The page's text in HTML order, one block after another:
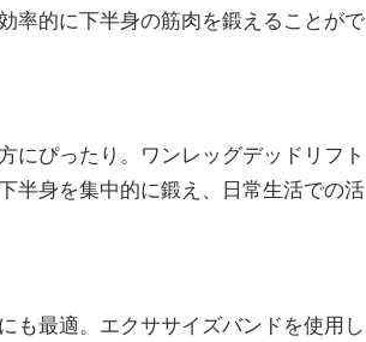
率的に下半身の筋肉を鍛えることがで
にぴったり。ワンレッグデッドリフト
半身を集中的に鍛え、日常生活での活
も最適。エクササイズバンドを使用し